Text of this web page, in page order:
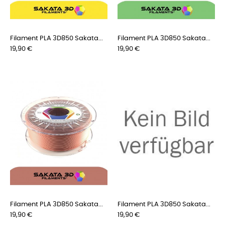
Filament PLA 3D850 Sakata...
Preis
19,90 €
Filament PLA 3D850 Sakata...
Preis
19,90 €
Filament PLA 3D850 Sakata...
Preis
19,90 €
Filament PLA 3D850 Sakata...
Preis
19,90 €